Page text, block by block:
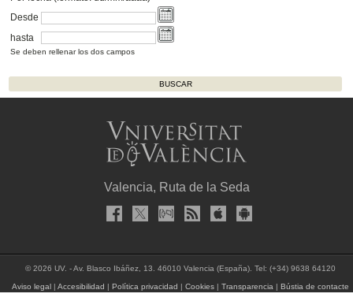
Desde
hasta
Se deben rellenar los dos campos
Valencia, Ruta de la Seda
© 2026 UV. - Av. Blasco Ibáñez, 13. 46010 Valencia (España). Tel: (+34) 9638 64120
Aviso legal| Accesibilidad | Política privacidad | Cookies| Transparencia| Bústia de contacte